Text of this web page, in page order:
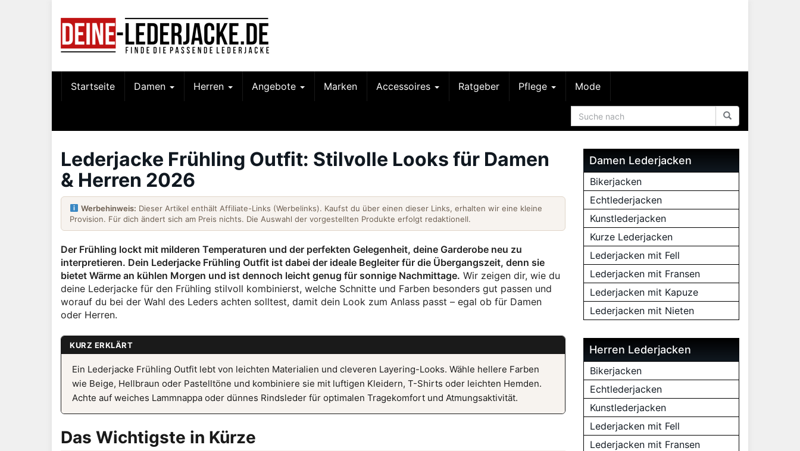
Startseite Damen Herren Angebote Marken Accessoires Ratgeber Pflege Mode
Lederjacke Frühling Outfit: Stilvolle Looks für Damen
& Herren 2026
Werbehinweis: Dieser Artikel enthält Affiliate-Links (Werbelinks). Kaufst du über einen dieser Links, erhalten wir eine kleine
Provision. Für dich ändert sich am Preis nichts. Die Auswahl der vorgestellten Produkte erfolgt redaktionell.
Der Frühling lockt mit milderen Temperaturen und der perfekten Gelegenheit, deine Garderobe neu zu
interpretieren. Dein Lederjacke Frühling Outfit ist dabei der ideale Begleiter für die Übergangszeit, denn sie
bietet Wärme an kühlen Morgen und ist dennoch leicht genug für sonnige Nachmittage. Wir zeigen dir, wie du
deine Lederjacke für den Frühling stilvoll kombinierst, welche Schnitte und Farben besonders gut passen und
worauf du bei der Wahl des Leders achten solltest, damit dein Look zum Anlass passt – egal ob für Damen
oder Herren.
KURZ ERKLÄRT
Ein Lederjacke Frühling Outfit lebt von leichten Materialien und cleveren Layering-Looks. Wähle hellere Farben
wie Beige, Hellbraun oder Pastelltöne und kombiniere sie mit luftigen Kleidern, T-Shirts oder leichten Hemden.
Achte auf weiches Lammnappa oder dünnes Rindsleder für optimalen Tragekomfort und Atmungsaktivität.
Das Wichtigste in Kürze
Damen Lederjacken
Bikerjacken
Echtlederjacken
Kunstlederjacken
Kurze Lederjacken
Lederjacken mit Fell
Lederjacken mit Fransen
Lederjacken mit Kapuze
Lederjacken mit Nieten
Herren Lederjacken
Bikerjacken
Echtlederjacken
Kunstlederjacken
Lederjacken mit Fell
Lederjacken mit Fransen